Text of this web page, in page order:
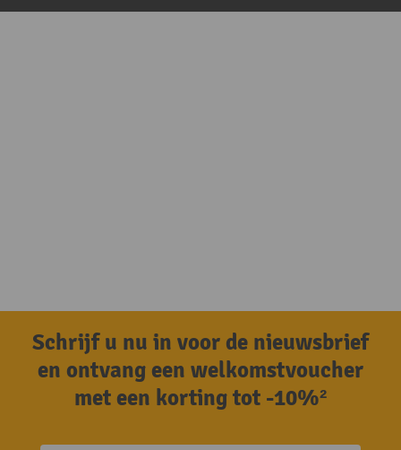
Schrijf u nu in voor de nieuwsbrief
en ontvang een welkomstvoucher
met een korting tot -10%²